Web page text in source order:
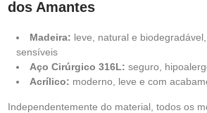
dos Amantes
Madeira: leve, natural e
sensíveis
Aço Cirúrgico 316L: seguro,
Acrílico: moderno, leve e com
Independentemente do material, todos os